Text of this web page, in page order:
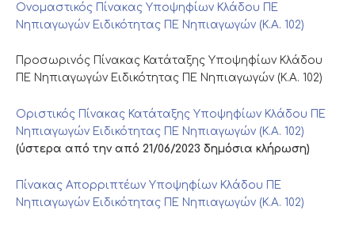
Ονομαστικός Πίνακας Υποψηφίων Κλάδου ΠΕ
Νηπιαγωγών Ειδικότητας ΠΕ Νηπιαγωγών (Κ.Α. 102)
Προσωρινός Πίνακας Κατάταξης Υποψηφίων Κλάδου
ΠΕ Νηπιαγωγών Ειδικότητας ΠΕ Νηπιαγωγών (Κ.Α. 102)
Οριστικός Πίνακας Κατάταξης Υποψηφίων Κλάδου ΠΕ
Νηπιαγωγών Ειδικότητας ΠΕ Νηπιαγωγών (Κ.Α. 102)
(ύστερα από την από 21/06/2023 δημόσια κλήρωση)
Πίνακας Απορριπτέων Υποψηφίων Κλάδου ΠΕ
Νηπιαγωγών Ειδικότητας ΠΕ Νηπιαγωγών (Κ.Α. 102)